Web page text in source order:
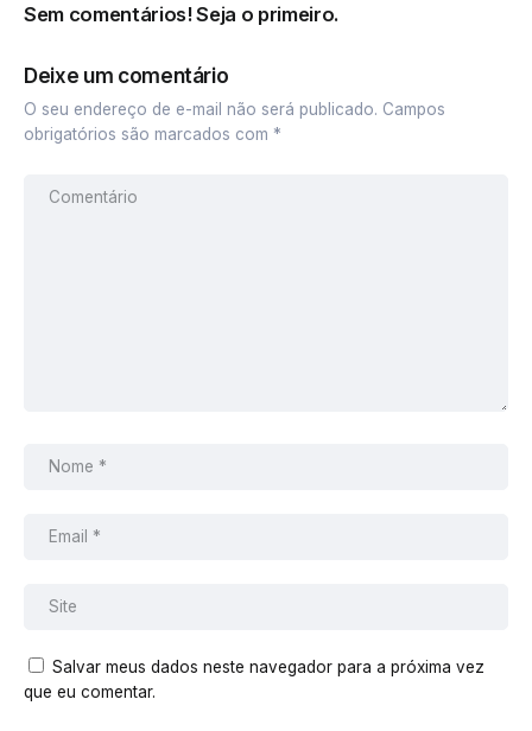
Sem comentários! Seja o primeiro.
Deixe um comentário
O seu endereço de e-mail não será publicado. Campos
obrigatórios são marcados com *
Salvar meus dados neste navegador para a próxima vez
que eu comentar.